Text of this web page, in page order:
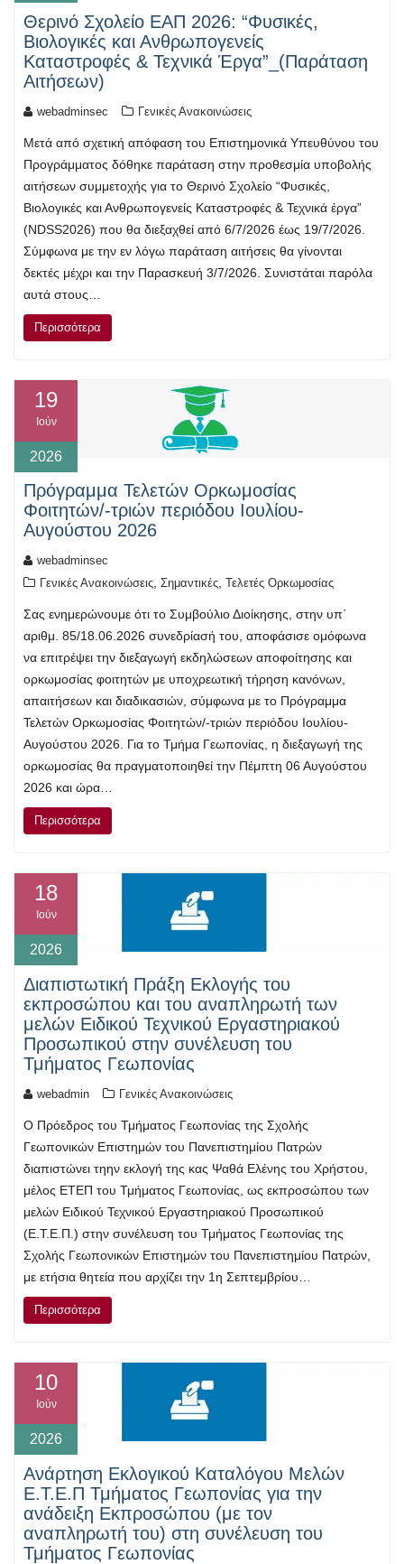
Θερινό Σχολείο ΕΑΠ 2026: “Φυσικές,
Βιολογικές και Ανθρωπογενείς
Καταστροφές & Τεχνικά Έργα”_(Παράταση
Αιτήσεων)
webadminsec Γενικές Ανακοινώσεις
Μετά από σχετική απόφαση του Επιστημονικά Υπευθύνου του
Προγράμματος δόθηκε παράταση στην προθεσμία υποβολής
αιτήσεων συμμετοχής για το Θερινό Σχολείο “Φυσικές,
Βιολογικές και Ανθρωπογενείς Καταστροφές & Τεχνικά έργα”
(NDSS2026) που θα διεξαχθεί από 6/7/2026 έως 19/7/2026.
Σύμφωνα με την εν λόγω παράταση αιτήσεις θα γίνονται
δεκτές μέχρι και την Παρασκευή 3/7/2026. Συνιστάται παρόλα
αυτά στους…
Περισσότερα
19
Ιούν
2026
Πρόγραμμα Τελετών Ορκωμοσίας
Φοιτητών/-τριών περιόδου Ιουλίου-
Αυγούστου 2026
webadminsec
Γενικές Ανακοινώσεις, Σημαντικές, Τελετές Ορκωμοσίας
Σας ενημερώνουμε ότι το Συμβούλιο Διοίκησης, στην υπ΄
αριθμ. 85/18.06.2026 συνεδρίασή του, αποφάσισε ομόφωνα
να επιτρέψει την διεξαγωγή εκδηλώσεων αποφοίτησης και
ορκωμοσίας φοιτητών με υποχρεωτική τήρηση κανόνων,
απαιτήσεων και διαδικασιών, σύμφωνα με το Πρόγραμμα
Τελετών Ορκωμοσίας Φοιτητών/-τριών περιόδου Ιουλίου-
Αυγούστου 2026. Για το Τμήμα Γεωπονίας, η διεξαγωγή της
ορκωμοσίας θα πραγματοποιηθεί την Πέμπτη 06 Αυγούστου
2026 και ώρα…
Περισσότερα
18
Ιούν
2026
Διαπιστωτική Πράξη Εκλογής του
εκπροσώπου και του αναπληρωτή των
μελών Ειδικού Τεχνικού Εργαστηριακού
Προσωπικού στην συνέλευση του
Τμήματος Γεωπονίας
webadmin Γενικές Ανακοινώσεις
Ο Πρόεδρος του Τμήματος Γεωπονίας της Σχολής
Γεωπονικών Επιστημών του Πανεπιστημίου Πατρών
διαπιστώνει τηην εκλογή της κας Ψαθά Ελένης του Χρήστου,
μέλος ΕΤΕΠ του Τμήματος Γεωπονίας, ως εκπροσώπου των
μελών Ειδικού Τεχνικού Εργαστηριακού Προσωπικού
(Ε.Τ.Ε.Π.) στην συνέλευση του Τμήματος Γεωπονίας της
Σχολής Γεωπονικών Επιστημών του Πανεπιστημίου Πατρών,
με ετήσια θητεία που αρχίζει την 1η Σεπτεμβρίου…
Περισσότερα
10
Ιούν
2026
Ανάρτηση Εκλογικού Καταλόγου Μελών
Ε.Τ.Ε.Π Τμήματος Γεωπονίας για την
ανάδειξη Εκπροσώπου (με τον
αναπληρωτή του) στη συνέλευση του
Τμήματος Γεωπονίας